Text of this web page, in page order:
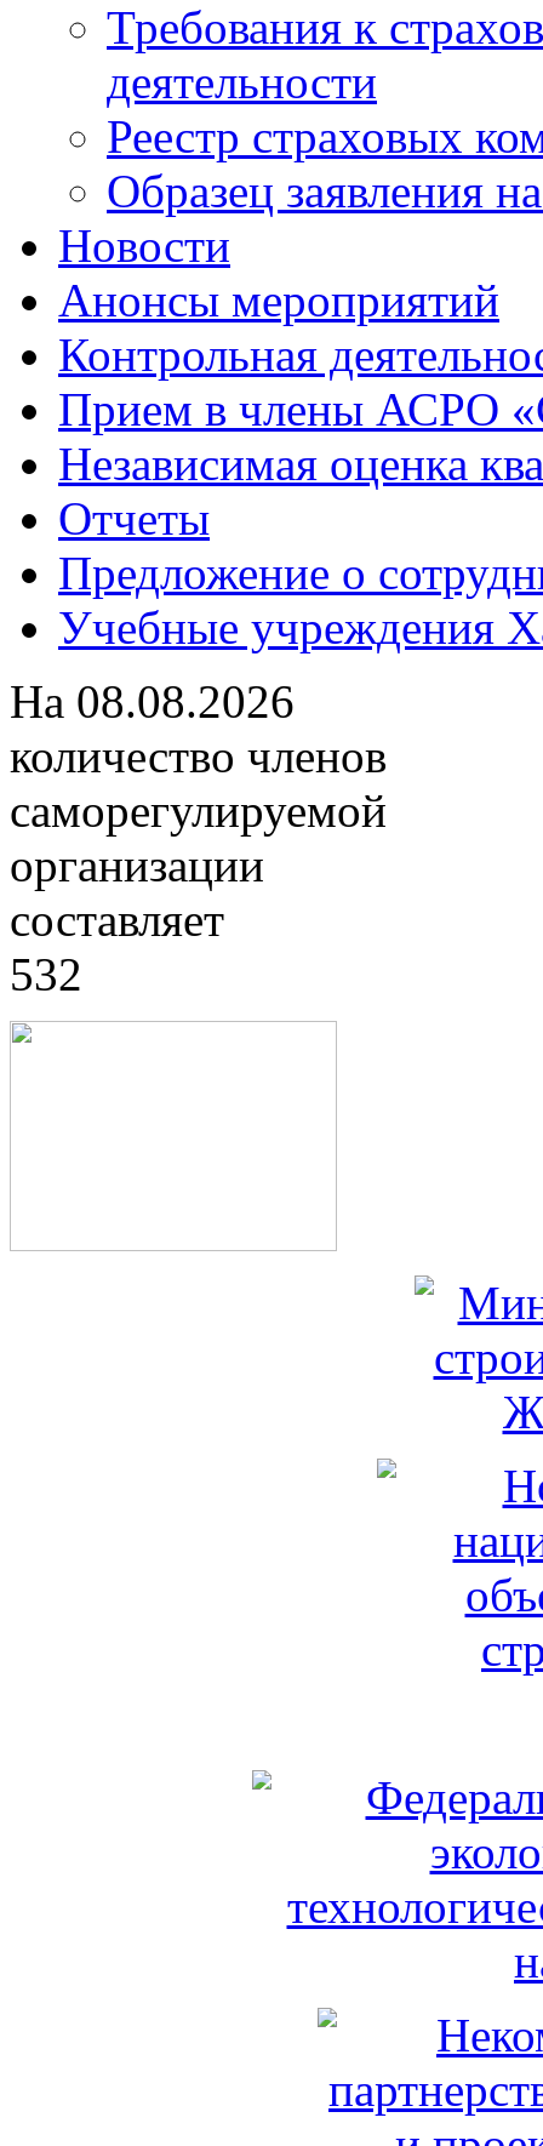
Требования к
деятельности
Реестр страховых
Образец заявления
Новости
Анонсы мероприятий
Контрольная
Прием в члены АСРО
Независимая оценка
Отчеты
Предложение о
Учебные учреждения
На 08.08.2026
количество членов
саморегулируемой
организации
составляет
532